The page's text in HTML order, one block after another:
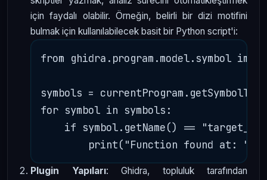
için faydalı olabilir. Örneğin, belirli bir dizi motifini
bulmak için kullanılabilecek basit bir Python script'i:
from ghidra.program.model.symbol
symbols =
for symbol in symbols:
if symbol.getName() ==
Plugin Yapıları: Ghidra, topluluk tarafından